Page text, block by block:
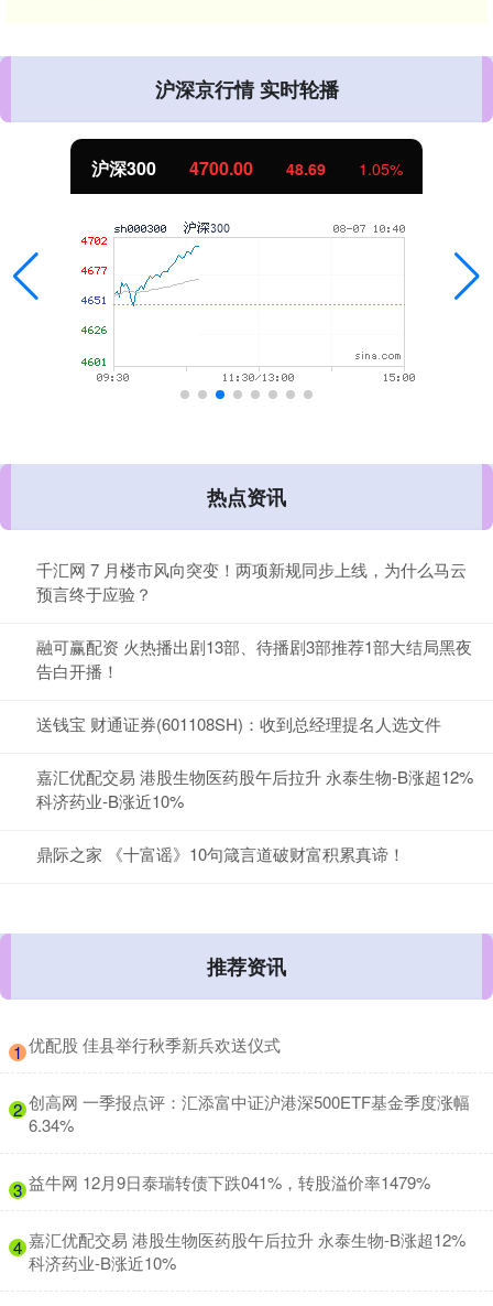
沪深京行情 实时轮播
沪深300 4700.00 48.69 1.05%
热点资讯
千汇网 7 月楼市风向突变！两项新规同步上线，为什么马云
预言终于应验？
融可赢配资 火热播出剧13部、待播剧3部推荐1部大结局黑夜
告白开播！
送钱宝 财通证券(601108SH)：收到总经理提名人选文件
嘉汇优配交易 港股生物医药股午后拉升 永泰生物-B涨超12%
科济药业-B涨近10%
鼎际之家 《十富谣》10句箴言道破财富积累真谛！
推荐资讯
1 ​优配股 佳县举行秋季新兵欢送仪式
2 ​创高网 一季报点评：汇添富中证沪港深500ETF基金季度涨幅
6.34%
3 ​益牛网 12月9日泰瑞转债下跌041%，转股溢价率1479%
4 ​嘉汇优配交易 港股生物医药股午后拉升 永泰生物-B涨超12%
科济药业-B涨近10%